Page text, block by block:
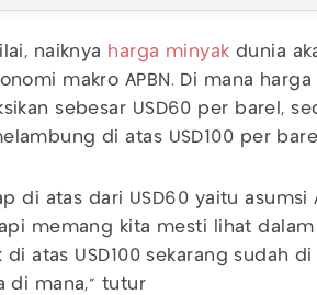
naiknya harga minyak dunia
makro APBN. Di mana
sebesar USD60 per barel,
di atas USD100 per
di atas dari USD60 yaitu asumsi
memang kita mesti lihat
atas USD100 sekarang sudah
di mana," tutur